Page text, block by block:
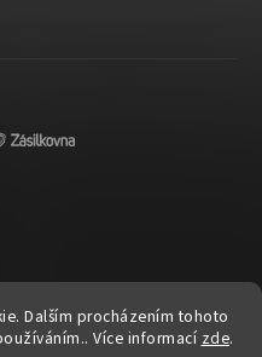
Dalším procházením tohoto
Více informací zde.
digital